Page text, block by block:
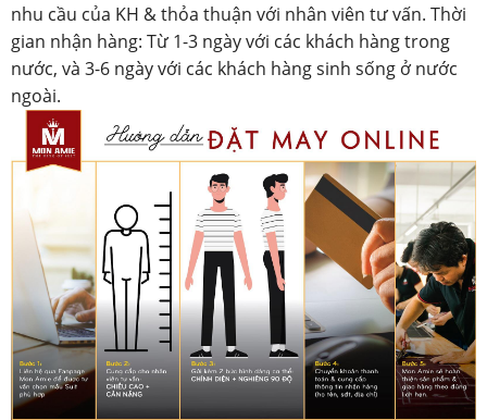
nhu cầu của KH & thỏa thuận với nhân viên tư vấn. Thời
gian nhận hàng: Từ 1-3 ngày với các khách hàng trong
nước, và 3-6 ngày với các khách hàng sinh sống ở nước
ngoài.